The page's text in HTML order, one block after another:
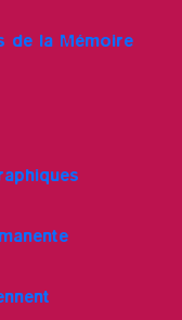
de la Mémoire